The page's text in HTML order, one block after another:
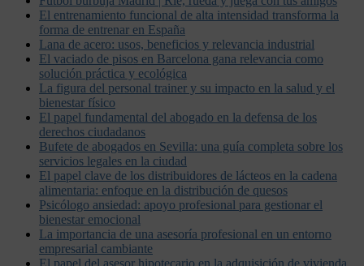
El entrenamiento funcional de alta intensidad transforma la
forma de entrenar en España
Lana de acero: usos, beneficios y relevancia industrial
El vaciado de pisos en Barcelona gana relevancia como
solución práctica y ecológica
La figura del personal trainer y su impacto en la salud y el
bienestar físico
El papel fundamental del abogado en la defensa de los
derechos ciudadanos
Bufete de abogados en Sevilla: una guía completa sobre los
servicios legales en la ciudad
El papel clave de los distribuidores de lácteos en la cadena
alimentaria: enfoque en la distribución de quesos
Psicólogo ansiedad: apoyo profesional para gestionar el
bienestar emocional
La importancia de una asesoría profesional en un entorno
empresarial cambiante